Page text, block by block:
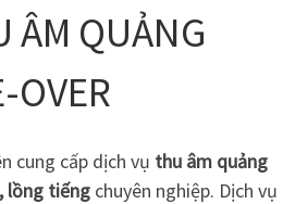
ÂM QUẢNG
OVER
cung cấp dịch vụ thu âm quảng
lồng tiếng chuyên nghiệp. Dịch vụ